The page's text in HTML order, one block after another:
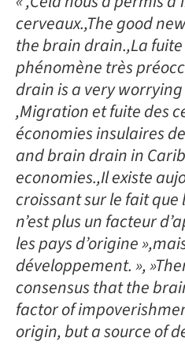
cerveaux.,The good
the brain drain.,La
phénomène très
drain is a very
,Migration et fuite des
économies insulaires
and brain drain in
economies.,Il existe
croissant sur le fait
n’est plus un facteur
les pays d’origine
développement. »,
consensus that the
factor of
origin, but a source of